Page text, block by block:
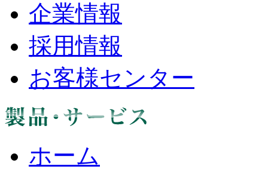
企業情報
採用情報
お客様センター
ホーム